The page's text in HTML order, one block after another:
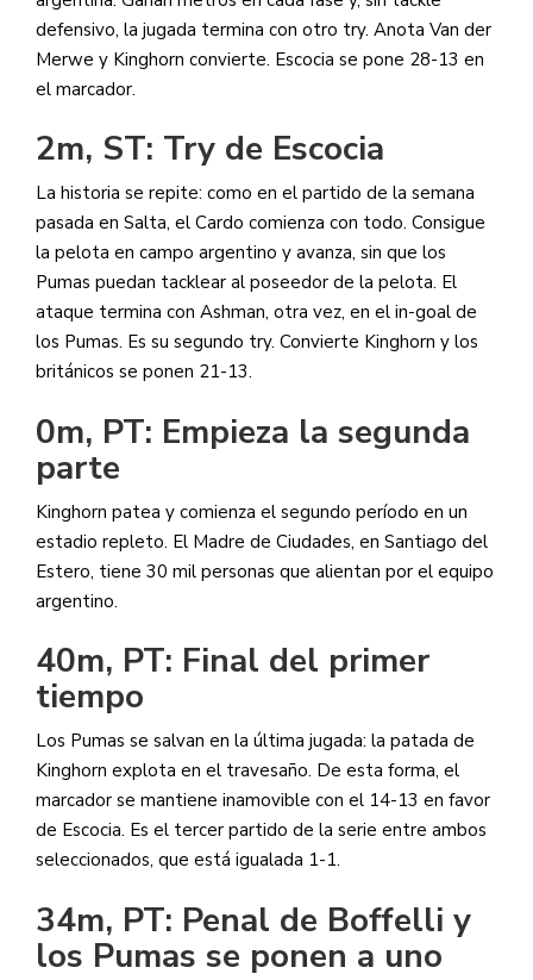
defensivo, la jugada termina con otro try. Anota Van der
Merwe y Kinghorn convierte. Escocia se pone 28-13 en
el marcador.
2m, ST: Try de Escocia
La historia se repite: como en el partido de la semana
pasada en Salta, el Cardo comienza con todo. Consigue
la pelota en campo argentino y avanza, sin que los
Pumas puedan tacklear al poseedor de la pelota. El
ataque termina con Ashman, otra vez, en el in-goal de
los Pumas. Es su segundo try. Convierte Kinghorn y los
británicos se ponen 21-13.
0m, PT: Empieza la segunda
parte
Kinghorn patea y comienza el segundo período en un
estadio repleto. El Madre de Ciudades, en Santiago del
Estero, tiene 30 mil personas que alientan por el equipo
argentino.
40m, PT: Final del primer
tiempo
Los Pumas se salvan en la última jugada: la patada de
Kinghorn explota en el travesaño. De esta forma, el
marcador se mantiene inamovible con el 14-13 en favor
de Escocia. Es el tercer partido de la serie entre ambos
seleccionados, que está igualada 1-1.
34m, PT: Penal de Boffelli y
los Pumas se ponen a uno